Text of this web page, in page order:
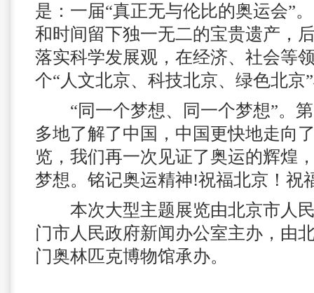
是：一届“真正无与伦比的奥运会”
和时间留下独一无二的宝贵遗产，
落实科学发展观，在经济、社会等
个“人文北京、科技北京、绿色北京
“同一个梦想、同一个梦想”。第
多地了解了中国，中国更快地走向
览，我们再一次见证了奥运的辉煌
梦想。铭记奥运精神!祝福北京！祝
本次大型主题展览由北京市人民
门市人民政府新闻办公室主办，由
门奥林匹克博物馆承办。